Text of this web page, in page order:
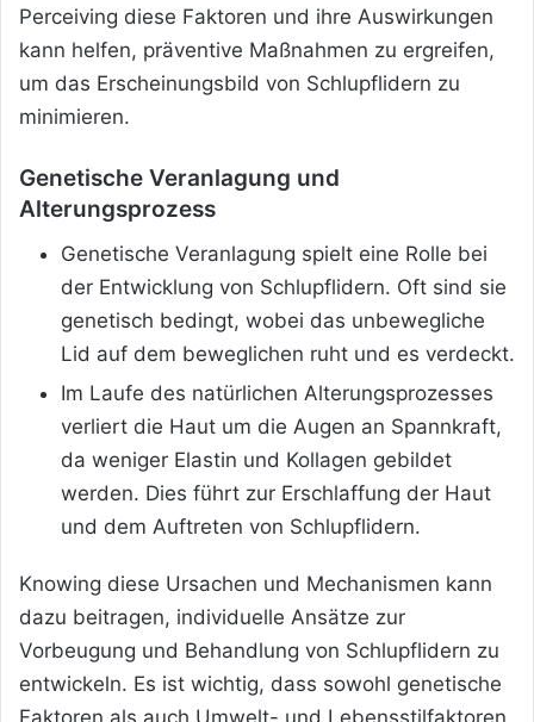
Perceiving diese Faktoren und ihre Auswirkungen
kann helfen, präventive Maßnahmen zu ergreifen,
um das Erscheinungsbild von Schlupflidern zu
minimieren.
Genetische Veranlagung und
Alterungsprozess
Genetische Veranlagung spielt eine Rolle bei
der Entwicklung von Schlupflidern. Oft sind sie
genetisch bedingt, wobei das unbewegliche
Lid auf dem beweglichen ruht und es verdeckt.
Im Laufe des natürlichen Alterungsprozesses
verliert die Haut um die Augen an Spannkraft,
da weniger Elastin und Kollagen gebildet
werden. Dies führt zur Erschlaffung der Haut
und dem Auftreten von Schlupflidern.
Knowing diese Ursachen und Mechanismen kann
dazu beitragen, individuelle Ansätze zur
Vorbeugung und Behandlung von Schlupflidern zu
entwickeln. Es ist wichtig, dass sowohl genetische
Faktoren als auch Umwelt- und Lebensstilfaktoren